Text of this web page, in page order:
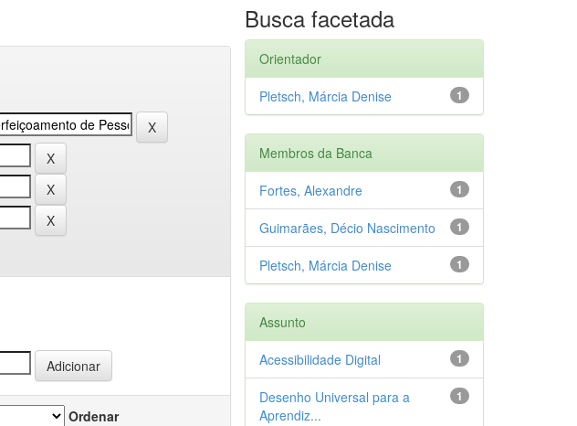
Ordenar
Busca facetada
Orientador
1
Pletsch, Márcia Denise
Membros da Banca
1
Fortes, Alexandre
1
Guimarães, Décio Nascimento
1
Pletsch, Márcia Denise
Assunto
1
Acessibilidade Digital
1
Desenho Universal para a
Aprendiz...